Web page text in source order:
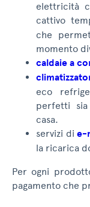
elettricità
cattivo
che
momento
caldaie a
eco
perfetti
casa.
servizi die-
la ricarica
Per ogni
pagamento che